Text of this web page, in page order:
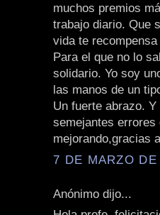
muchos premios
trabajo diario. Que
vida te
Para el que no lo
solidario. Yo soy
las manos de un
Un fuerte abrazo.
semejantes
mejorando,gracias
7 DE MARZO
Anónimo dijo...